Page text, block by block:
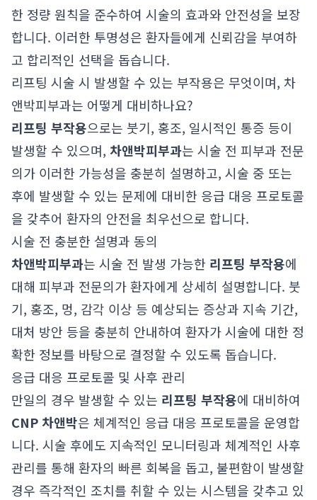
한 정량 원칙을 준수하여 시술의 효과와 안전성을 보장
합니다. 이러한 투명성은 환자들에게 신뢰감을 부여하
고 합리적인 선택을 돕습니다.
리프팅 시술 시 발생할 수 있는 부작용은 무엇이며, 차
앤박피부과는 어떻게 대비하나요?
리프팅 부작용으로는 붓기, 홍조, 일시적인 통증 등이
발생할 수 있으며, 차앤박피부과는 시술 전 피부과 전문
의가 이러한 가능성을 충분히 설명하고, 시술 중 또는
후에 발생할 수 있는 문제에 대비한 응급 대응 프로토콜
을 갖추어 환자의 안전을 최우선으로 합니다.
시술 전 충분한 설명과 동의
차앤박피부과는 시술 전 발생 가능한 리프팅 부작용에
대해 피부과 전문의가 환자에게 상세히 설명합니다. 붓
기, 홍조, 멍, 감각 이상 등 예상되는 증상과 지속 기간,
대처 방안 등을 충분히 안내하여 환자가 시술에 대한 정
확한 정보를 바탕으로 결정할 수 있도록 돕습니다.
응급 대응 프로토콜 및 사후 관리
만일의 경우 발생할 수 있는 리프팅 부작용에 대비하여
CNP 차앤박은 체계적인 응급 대응 프로토콜을 운영합
니다. 시술 후에도 지속적인 모니터링과 체계적인 사후
관리를 통해 환자의 빠른 회복을 돕고, 불편함이 발생할
경우 즉각적인 조치를 취할 수 있는 시스템을 갖추고 있